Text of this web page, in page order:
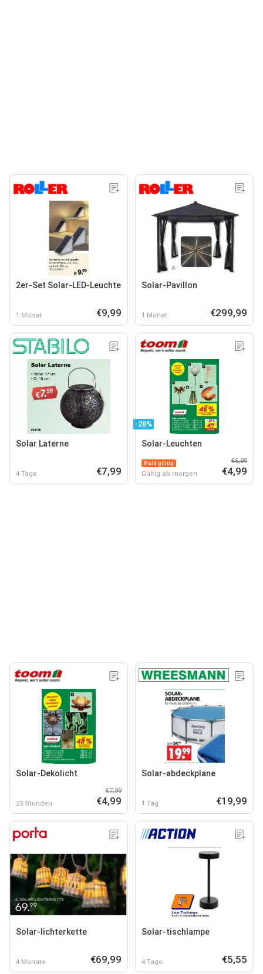
2er-Set Solar-LED-Leuchte
1 Monat €9,99
Solar-Pavillon
1 Monat €299,99
Solar Laterne
4 Tage €7,99
-28%
Solar-Leuchten
Bald gültig
Gültig ab morgen
€6,99
€4,99
Solar-Dekolicht
23 Stunden
€7,99
€4,99
Solar-abdeckplane
1 Tag €19,99
Solar-lichterkette
4 Monate €69,99
Solar-tischlampe
4 Tage €5,55